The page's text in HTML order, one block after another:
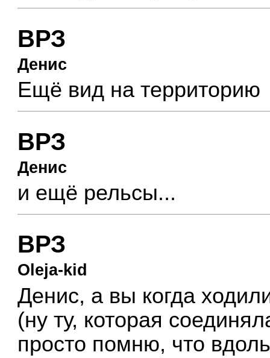
ВРЗ
Денис
Ещё вид на территорию
ВРЗ
Денис
и ещё рельсы...
ВРЗ
Oleja-kid
Денис, а вы когда
(ну ту, которая
просто помню, что